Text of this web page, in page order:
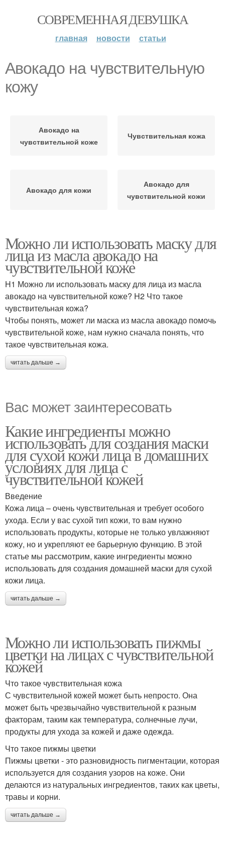
СОВРЕМЕННАЯ ДЕВУШКА
главная новости статьи
Авокадо на чувствительную
кожу
Авокадо на
чувствительной коже
Чувствительная кожа
Авокадо для кожи
Авокадо для
чувствительной кожи
Можно ли использовать маску для
лица из масла авокадо на
чувствительной коже
H1 Можно ли использовать маску для лица из масла
авокадо на чувствительной коже? H2 Что такое
чувствительная кожа?
Чтобы понять, может ли маска из масла авокадо помочь
чувствительной коже, нам нужно сначала понять, что
такое чувствительная кожа.
читать дальше →
Вас может заинтересовать
Какие ингредиенты можно
использовать для создания маски
для сухой кожи лица в домашних
условиях для лица с
чувствительной кожей
Введение
Кожа лица – очень чувствительная и требует особого
ухода. Если у вас сухой тип кожи, то вам нужно
использовать продукты, которые не только увлажняют
кожу, но и укрепляют ее барьерную функцию. В этой
статье мы рассмотрим, какие ингредиенты можно
использовать для создания домашней маски для сухой
кожи лица.
читать дальше →
Можно ли использовать пижмы
цветки на лицах с чувствительной
кожей
Что такое чувствительная кожа
С чувствительной кожей может быть непросто. Она
может быть чрезвычайно чувствительной к разным
факторам, таким как температура, солнечные лучи,
продукты для ухода за кожей и даже одежда.
Что такое пижмы цветки
Пижмы цветки - это разновидность пигментации, которая
используется для создания узоров на коже. Они
делаются из натуральных ингредиентов, таких как цветы,
травы и корни.
читать дальше →